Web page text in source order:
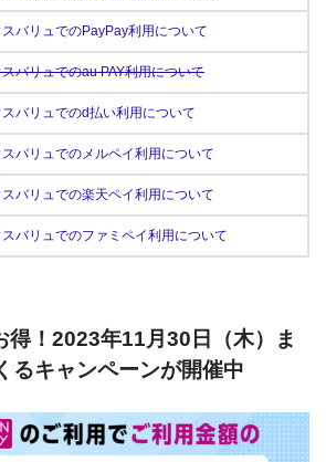
スバリュでのPayPay利用について
バリュでのau PAY利用について
スバリュでのd払い利用について
バリュでのメルペイ利用について
バリュでの楽天ペイ利用について
スバリュでのファミペイ利用について
得！2023年11月30日（木）ま
るキャンペーンが開催中